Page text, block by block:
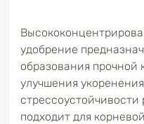
удобрение
образования прочной
улучшения
подходит для